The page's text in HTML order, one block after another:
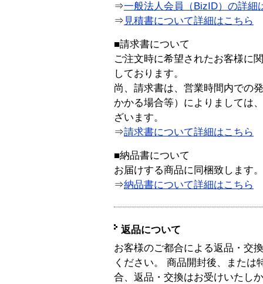
⇒一般法人会員（BizID）の詳細
⇒ 見積書について詳細はこちら
■請求書について
ご注文時に希望されたお客様に
しております。
尚、請求書は、営業時間内での
かかる場合等）によりましては
ざいます。
⇒請求書について詳細はこちら
■納品書について
お届けする商品に同梱致します。
⇒納品書について詳細はこちら
返品について
お客様のご都合による返品・交
ください。 商品開封後、または
合、返品・交換はお受けいたし